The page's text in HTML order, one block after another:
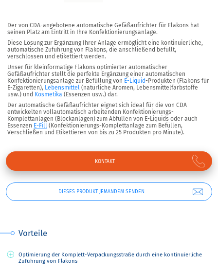
Der von CDA-angebotene automatische Gefäßaufrichter für Flakons hat
seinen Platz am Eintritt in Ihre Konfektionierungsanlage.
Diese Lösung zur Ergänzung Ihrer Anlage ermöglicht eine kontinuierliche,
automatische Zuführung von Flakons, die anschließend befüllt,
verschlossen und etikettiert werden.
Unser für kleinformatige Flakons optimierter automatischer
Gefäßaufrichter stellt die perfekte Ergänzung einer automatischen
Konfektionierungsanlage zur Befüllung von E-Liquid-Produkten (Flakons für
E-Zigaretten), Lebensmittel (natürliche Aromen, Lebensmittelfarbstoffe
usw.) und Kosmetika (Essenzen usw.) dar.
Der automatische Gefäßaufrichter eignet sich ideal für die von CDA
entwickelten vollautomatisch arbeitenden Konfektionierungs-
Komplettanlagen (Blockanlagen) zum Abfüllen von E-Liquids oder auch
Essenzen E-Fill (Konfektionierungs-Komplettanlage zum Befüllen,
Verschließen und Etikettieren von bis zu 25 Produkten pro Minute).
DIESES PRODUKT JEMANDEM SENDEN
KONTAKT
Vorteile
Optimierung der Komplett-Verpackungsstraße durch eine kontinuierliche
Zuführung von Flakons